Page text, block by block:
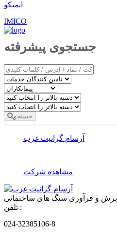
ایمیکو
IMICO
جستجوی پیشرفته
جستجو
آرسام گرانیت غرب
مشاهده شرکت
برش و فرآوری سنگ های ساختمانی
تلفن :
024-32385106-8